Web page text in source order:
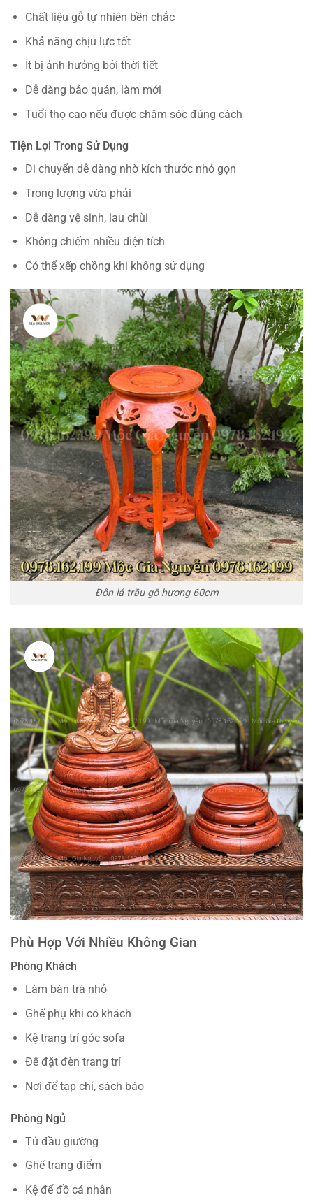
Chất liệu gỗ tự nhiên bền chắc
Khả năng chịu lực tốt
Ít bị ảnh hưởng bởi thời tiết
Dễ dàng bảo quản, làm mới
Tuổi thọ cao nếu được chăm sóc đúng cách
Tiện Lợi Trong Sử Dụng
Di chuyển dễ dàng nhờ kích thước nhỏ gọn
Trọng lượng vừa phải
Dễ dàng vệ sinh, lau chùi
Không chiếm nhiều diện tích
Có thể xếp chồng khi không sử dụng
Đôn lá trầu gỗ hương 60cm
Phù Hợp Với Nhiều Không Gian
Phòng Khách
Làm bàn trà nhỏ
Ghế phụ khi có khách
Kệ trang trí góc sofa
Đế đặt đèn trang trí
Nơi để tạp chí, sách báo
Phòng Ngủ
Tủ đầu giường
Ghế trang điểm
Kệ để đồ cá nhân